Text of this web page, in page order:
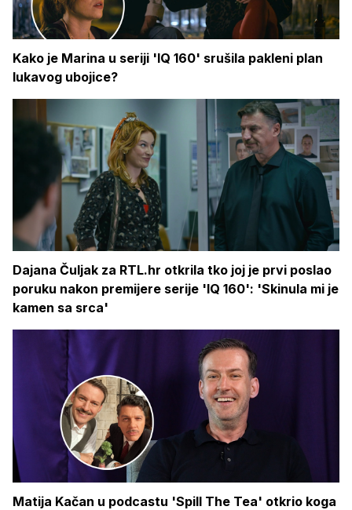
Kako je Marina u seriji 'IQ 160' srušila pakleni plan
lukavog ubojice?
Dajana Čuljak za RTL.hr otkrila tko joj je prvi poslao
poruku nakon premijere serije 'IQ 160': 'Skinula mi je
kamen sa srca'
Matija Kačan u podcastu 'Spill The Tea' otkrio koga